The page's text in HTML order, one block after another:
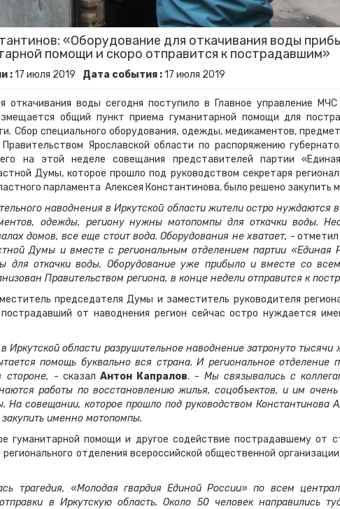
«Оборудование для откачивания воды
помощи и скоро отправится к пострадавшим»
:17 июля 2019 Дата события :17 июля 2019
откачивания воды сегодня поступило в Главное управление
общий пункт приема гуманитарной помощи для
Сбор специального оборудования, одежды, медикаментов,
Ярославской области по распоряжению
на этой неделе совещания представителей партии
Думы, которое прошло под руководством секретаря
парламента Алексея Константинова, было решено закупить
наводнения в Иркутской области жители остро нуждаются
одежды, региону нужны мотопомпы для откачки воды.
домов, все еще стоит вода. Оборудования не хватает, - отметил
Думы и вместе с региональным отделением партии «Единая
для откачки воды. Оборудование уже прибыло и вместе со
Правительством региона, в конце недели отправится к
председателя Думы и заместитель руководителя
от наводнения регион сейчас остро нуждается
Иркутской области разрушительное наводнение затронуто тысячи
помощь буквально вся страна. И региональное отделение
стороне, - сказалАнтон Капралов. - Мы связывались с
работы по восстановлению жилья, соцобъектов, и им
На совещании, которое прошло под руководством Константинова
именно мотопомпы.
гуманитарной помощи и другое содействие пострадавшему от
отделения всероссийской общественной
трагедия, «Молодая гвардия Единой России» по всем
в Иркутскую область. Около 50 человек направились